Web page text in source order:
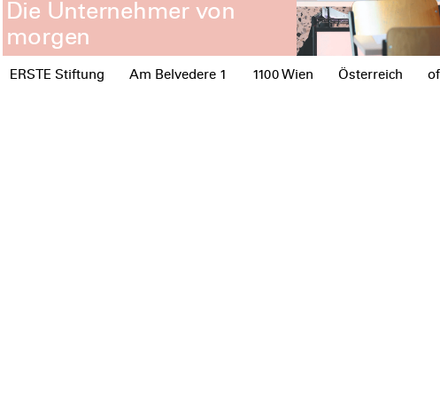
Die Unternehmer von
morgen
ERSTE Stiftung Am Belvedere 1 1100 Wien Österreich